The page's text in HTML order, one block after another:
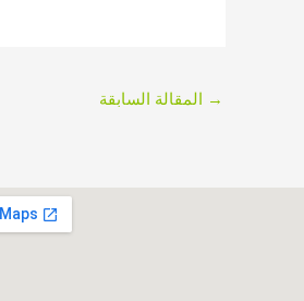
→ المقالة السابقة